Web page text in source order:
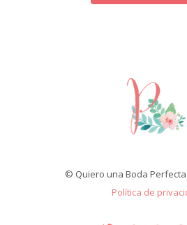
© Quiero una Boda
Política de